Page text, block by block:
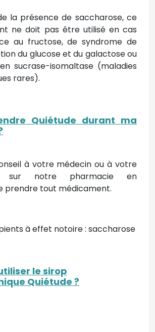
la présence de saccharose, ce
ne doit pas être utilisé en cas
au fructose, de syndrome de
du glucose et du galactose ou
sucrase-isomaltase (maladies
rares).
Quiétude durant ma
à votre médecin ou à votre
sur notre pharmacie en
prendre tout médicament.
à effet notoire : saccharose
le sirop
Quiétude ?